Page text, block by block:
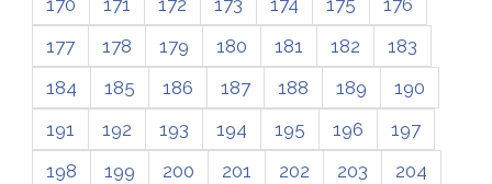
170
171 172 173 174 175
176
177
178 179 180 181 182
183
184
185 186 187 188 189
190
191
192 193 194 195 196
197
198
199 200 201 202 203
204